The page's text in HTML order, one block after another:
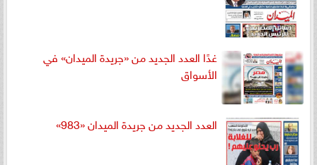
غدًا العدد الجديد من «جريدة الميدان» في
الأسواق
العدد الجديد من جريدة الميدان «983»